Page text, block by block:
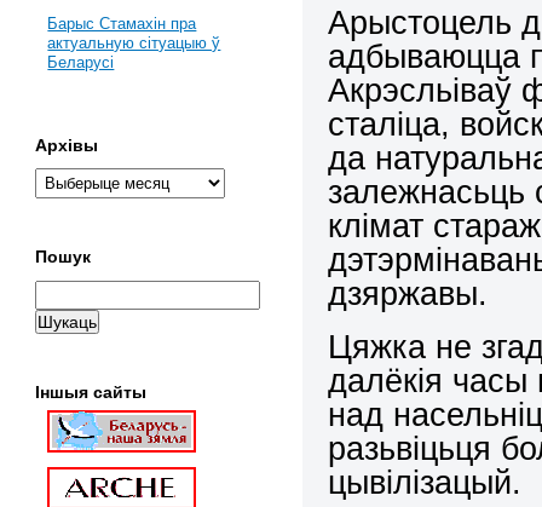
Арыстоцель
адбываюцца
Акрэсльіваў
сталіца,
да
залежнасьць
клімат
дзяржавы.
Цяжка не
далёкія
над
разьвіцьця
цывілізацый.
Барыс Стамахін пра
актуальную сітуацыю ў
Беларусі
Архівы
Пошук
Іншыя сайты